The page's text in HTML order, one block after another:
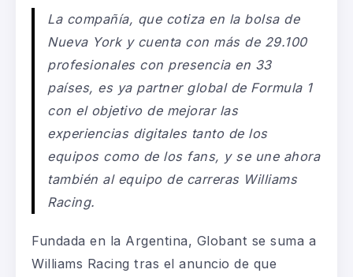
La compañía, que cotiza en la bolsa de
Nueva York y cuenta con más de 29.100
profesionales con presencia en 33
países, es ya partner global de Formula 1
con el objetivo de mejorar las
experiencias digitales tanto de los
equipos como de los fans, y se une ahora
también al equipo de carreras Williams
Racing.
Fundada en la Argentina, Globant se suma a
Williams Racing tras el anuncio de que